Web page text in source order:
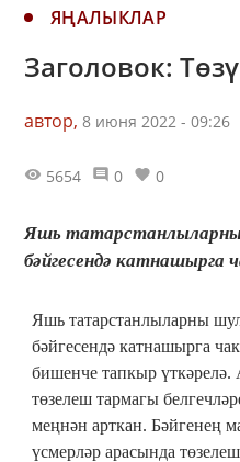
ЯҢАЛЫКЛАР
Заголовок:
автор, 8 июня 2022 - 09:26
5654 0 0
Яшь татарстанлыларны
бәйгесендә катнашырга
Яшь татарстанлыларны
бәйгесендә катнашырга
бишенче тапкыр
төзелеш тармагы
меңнән арткан. Бәйгенең
үсмерләр арасында